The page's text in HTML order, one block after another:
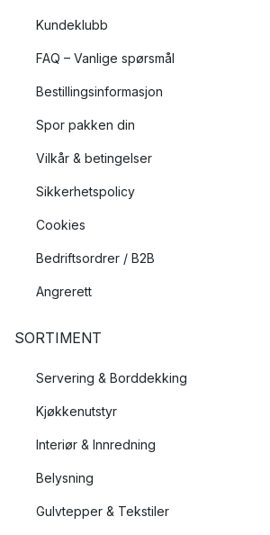
Kundeklubb
FAQ – Vanlige spørsmål
Bestillingsinformasjon
Spor pakken din
Vilkår & betingelser
Sikkerhetspolicy
Cookies
Bedriftsordrer / B2B
Angrerett
SORTIMENT
Servering & Borddekking
Kjøkkenutstyr
Interiør & Innredning
Belysning
Gulvtepper & Tekstiler